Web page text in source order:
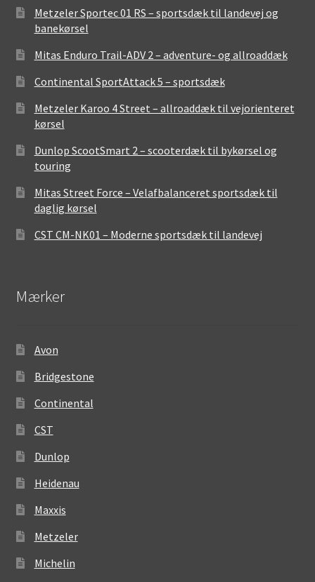
Metzeler Sportec 01 RS – sportsdæk til landevej og
banekørsel
Mitas Enduro Trail-ADV 2 – adventure- og allroaddæk
Continental SportAttack 5 – sportsdæk
Metzeler Karoo 4 Street – allroaddæk til vejorienteret
kørsel
Dunlop ScootSmart 2 – scooterdæk til bykørsel og
touring
Mitas Street Force – Velafbalanceret sportsdæk til
daglig kørsel
CST CM-NK01 – Moderne sportsdæk til landevej
Mærker
Avon
Bridgestone
Continental
CST
Dunlop
Heidenau
Maxxis
Metzeler
Michelin